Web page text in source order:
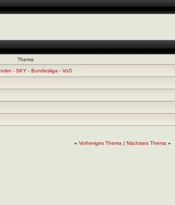
Thema
- SKY - Bundesliga - VoD
« Vorheriges Thema| Nächstes Thema »